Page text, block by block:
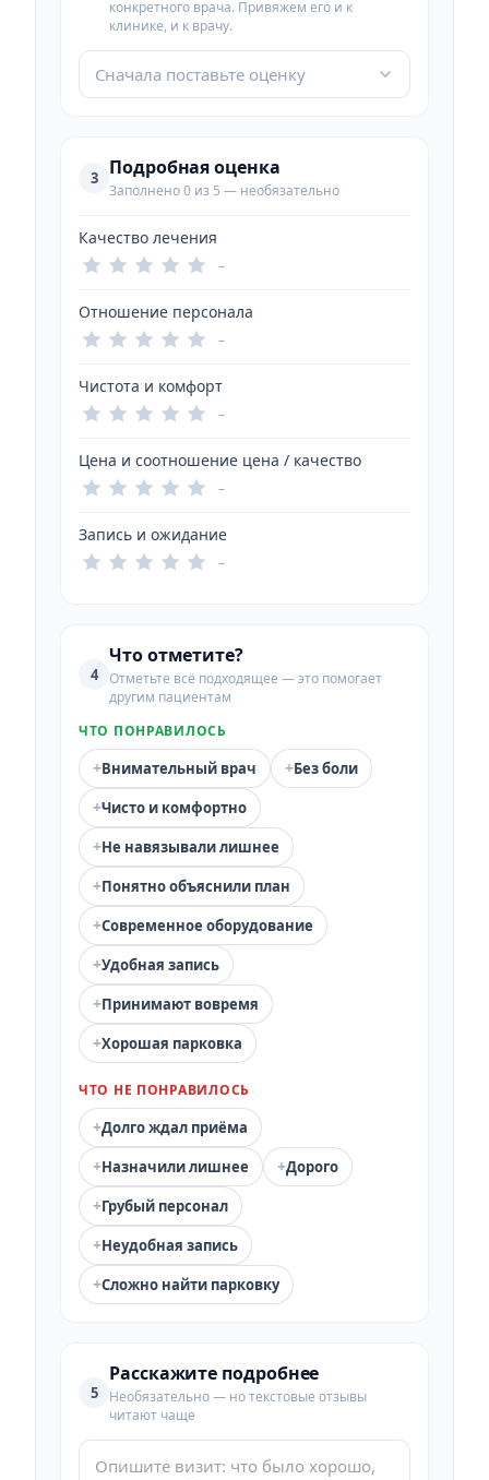
конкретного врача. Привяжем его и к
клинике, и к врачу.
Сначала поставьте оценку
3 Подробная оценка
Заполнено 0 из 5 — необязательно
Качество лечения
–
Отношение персонала
–
Чистота и комфорт
–
Цена и соотношение цена / качество
–
Запись и ожидание
–
4
Что отметите?
Отметьте всё подходящее — это помогает
другим пациентам
ЧТО ПОНРАВИЛОСЬ
+Внимательный врач +Без боли
+Чисто и комфортно
+Не навязывали лишнее
+Понятно объяснили план
+Современное оборудование
+Удобная запись
+Принимают вовремя
+Хорошая парковка
ЧТО НЕ ПОНРАВИЛОСЬ
+Долго ждал приёма
+Назначили лишнее +Дорого
+Грубый персонал
+Неудобная запись
+Сложно найти парковку
5
Расскажите подробнее
Необязательно — но текстовые отзывы
читают чаще